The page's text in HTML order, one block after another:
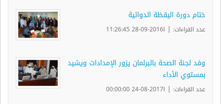
ختام دورة اليقظة الدوائية
عدد القراءات: | ا2016-09-28 11:26:45
وفد لجنة الصحة بالبرلمان يزور الإمدادات ويشيد
بمستوي الأداء
عدد القراءات: | ا2017-08-24 00:00:00